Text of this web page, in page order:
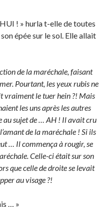
! » hurla t-elle de toutes
épée sur le sol. Elle allait
de la maréchale, faisant
Pourtant, les yeux rubis ne
vraiment le tuer hein ?! Mais
les uns après les autres
au sujet de … AH ! Il avait cru
de la maréchale ! Si ils
… Il commença à rougir, se
Celle-ci était sur son
que celle de droite se levait
au visage ?!
… »